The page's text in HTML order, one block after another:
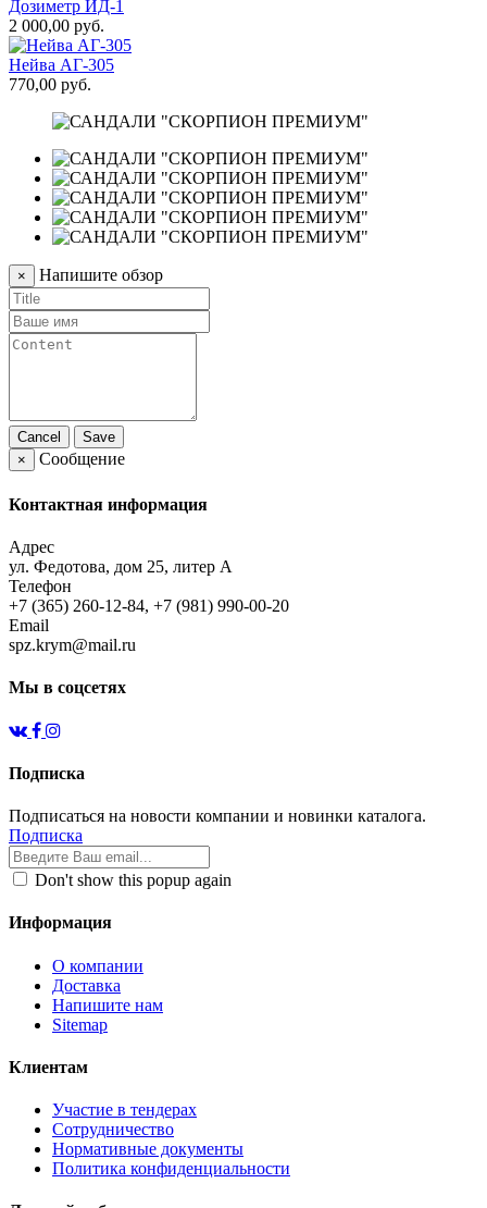
Дозиметр ИД-1
2 000,00 руб.
Нейва АГ-305
770,00 руб.
× Напишите обзор
Cancel
Save
×
Сообщение
Контактная информация
Адрес
ул. Федотова, дом 25, литер А
Телефон
+7 (365) 260-12-84, +7 (981) 990-00-20
Email
spz.krym@mail.ru
Мы в соцсетях
Подписка
Подписаться на новости компании и новинки каталога.
Подписка
Don't show this popup again
Информация
О компании
Доставка
Напишите нам
Sitemap
Клиентам
Участие в тендерах
Сотрудничество
Нормативные документы
Политика конфиденциальности